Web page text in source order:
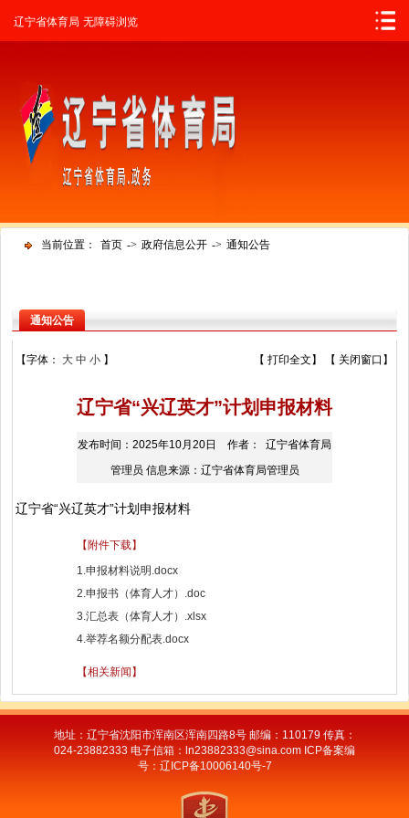
辽宁省人民政府
辽宁省体育局 无障碍浏览
当前位置： 首页 -> 政府信息公开 -> 通知公告
通知公告
【字体： 大 中 小 】 【 打印全文 】 【 关闭窗口 】
辽宁省“兴辽英才”计划申报材料
发布时间：2025年10月20日 作者： 辽宁省体育局
管理员 信息来源：辽宁省体育局管理员
辽宁省“兴辽英才”计划申报材料
【附件下载】
1.申报材料说明.docx
2.申报书（体育人才）.doc
3.汇总表（体育人才）.xlsx
4.举荐名额分配表.docx
【相关新闻】
地址：辽宁省沈阳市浑南区浑南四路8号 邮编：110179 传真：
024-23882333 电子信箱：ln23882333@sina.com ICP备案编
号：辽ICP备10006140号-7